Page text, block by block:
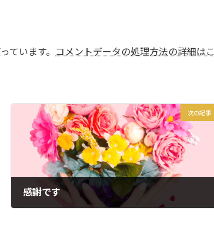
ています。
コメントデータの処理方法の詳細はこ
次の記事
感謝です